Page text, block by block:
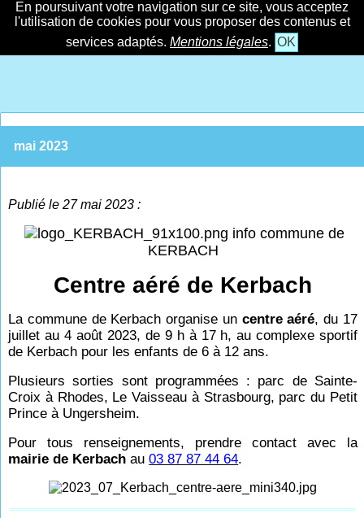
En poursuivant votre navigation sur ce site, vous acceptez
l'utilisation de cookies pour vous proposer des contenus et
services adaptés. Mentions légales. OK
mai 2023
Publié le 27 mai 2023 :
info commune de
KERBACH
Centre aéré de Kerbach
La commune de Kerbach organise un centre aéré, du 17
juillet au 4 août 2023, de 9 h à 17 h, au complexe sportif
de Kerbach pour les enfants de 6 à 12 ans.
Plusieurs sorties sont programmées : parc de Sainte-
Croix à Rhodes, Le Vaisseau à Strasbourg, parc du Petit
Prince à Ungersheim.
Pour tous renseignements, prendre contact avec la
mairie de Kerbach au03 87 87 44 64.